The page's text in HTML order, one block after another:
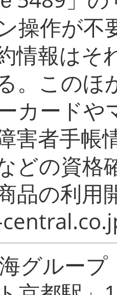
操作が不
情報はそ
。このほ
カードや
害者手帳
どの資格
品の利用
グルー